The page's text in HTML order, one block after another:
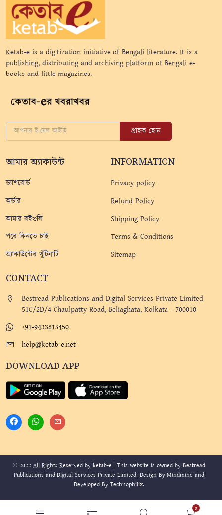
0
Ketab-e is a digitization initiative of Bengali literature. It is a
publishing, distributing and archiving platform of Bengali e-
books and little magazines.
গ্রাহক হোন
আমার অ্যাকাউন্ট
ড্যাশবোর্ড
অর্ডার
আমার বইগুলি
পরে কিনতে চাই
অ্যাকাউন্টের খুঁটিনাটি
INFORMATION
Privacy policy
Refund Policy
Shipping Policy
Terms & Conditions
Sitemap
CONTACT
Bestread Publications and Digital Services Private Limited
51C/2D/4 Chaulpatty Road, Beliaghata, Kolkata - 700010
+91-9433813450
help@ketab-e.net
DOWNLOAD APP
© 2022 All Rights Reserved by ketab-e | This website is owned by Bestread
Publications and Digital Services Private Limited. Design By Mindmine and
Developed By Technophilix.